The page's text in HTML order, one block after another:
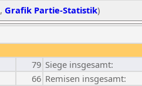
, Grafik Partie-Statistik)
79 Siege insgesamt:
66 Remisen insgesamt: